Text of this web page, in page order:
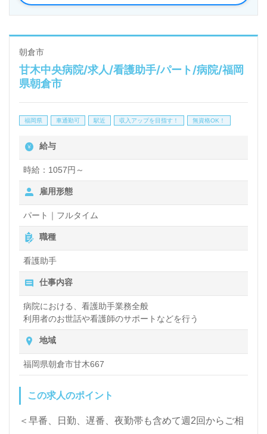
り添いながら』わたしのキャリアはココで輝く！◎
看護師としてて臨床経験の経験のある方をお迎えしま
す。病院での勤務経験は問いません。『仕事に集中で
きる、学びが多い、充実している』等のお声も届く事
業所様です。2交代制勤務シフト、仕事に集中できる
い』『看護師経験を活かしたい』『やりがいを感じて
働きたい』『転職でキャリアアップを実現したい』
『環境を変えて働きたい』等の方も大歓迎です。選考
フロー等、担当コンサルタントよりご案内します。お
問い合わせも遠慮なくお願いします。
医療/福祉業界の正社員/パート求人探しは【ウィルオ
ブ介護】＊求人情報収集、将来的に検討の方も遠慮な
く＊
LINE、メール、お電話などご希望に応じてお問い合
わせ/ご相談可能です。転職相談、求人紹介、年収交
渉など完全無料サービスをご利用いただけます。＜非
公開求人も取扱いあり！＞"転職支援"のプロと一緒に
転職活動！お問い合わせお待ちしております。
朝倉市
甘木中央病院/求人/看護助手/パート/病院/福岡
県朝倉市
福岡県 車通勤可 駅近 収入アップを目指す！ 無資格OK！
給与
時給：1057円～
雇用形態
パート｜フルタイム
職種
看護助手
仕事内容
病院における、看護助手業務全般
利用者のお世話や看護師のサポートなどを行う
地域
福岡県朝倉市甘木667
この求人のポイント
＜早番、日勤、遅番、夜勤帯も含めて週2回からご相